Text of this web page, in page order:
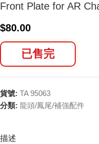
Front Plate for AR
$80.00
已售完
貨號: TA 95063
分類: 龍頭/鳳尾/補強配件
描述